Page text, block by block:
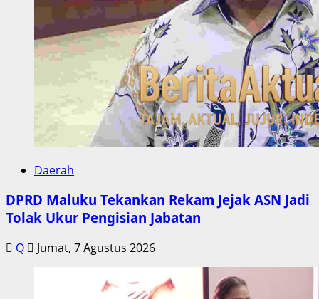
Daerah
DPRD Maluku Tekankan Rekam Jejak ASN Jadi
Tolak Ukur Pengisian Jabatan
Q Jumat, 7 Agustus 2026